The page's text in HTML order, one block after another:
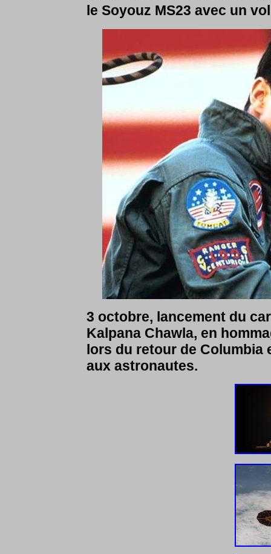
le Soyouz MS23 avec un
3 octobre, lancement du
Kalpana Chawla, en
lors du retour de Columbia
aux astronautes.